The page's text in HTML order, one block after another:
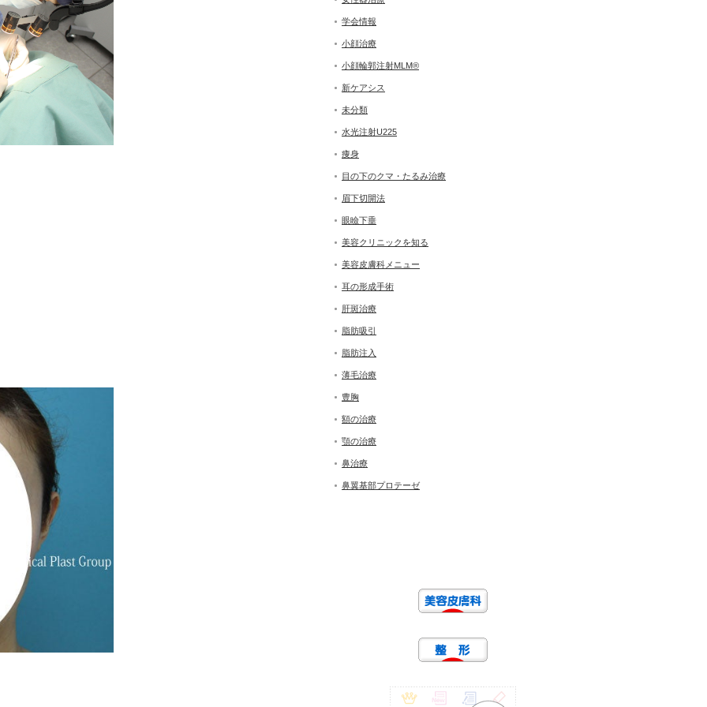
学会情報
小顔治療
小顔輪郭注射MLM®
新ケアシス
未分類
水光注射U225
痩身
目の下のクマ・たるみ治療
眉下切開法
眼瞼下垂
美容クリニックを知る
美容皮膚科メニュー
耳の形成手術
肝斑治療
脂肪吸引
脂肪注入
薄毛治療
豊胸
額の治療
顎の治療
鼻治療
鼻翼基部プロテーゼ